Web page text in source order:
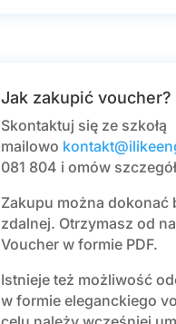
Jak zakupić voucher?
Skontaktuj się ze szkołą
mailowo
081 804 i omów
Zakupu można
zdalnej. Otrzymasz od
Voucher w formie PDF.
Istnieje też możliwość
w formie eleganckiego